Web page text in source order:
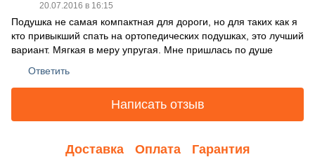
20.07.2016 в 16:15
Подушка не самая компактная для дороги, но для таких как я
кто привыкший спать на ортопедических подушках, это лучший
вариант. Мягкая в меру упругая. Мне пришлась по душе
Ответить
Написать отзыв
Доставка Оплата Гарантия